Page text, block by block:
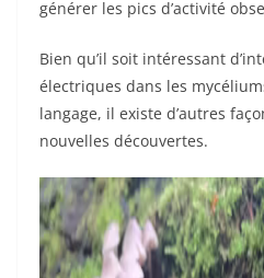
générer les pics d’activité
Bien qu’il soit intéressant
électriques dans les
langage, il existe d’autres
nouvelles découvertes.